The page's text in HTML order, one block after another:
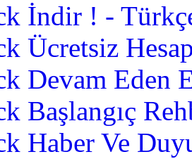
İndir ! -
Ücretsiz
Devam Eden
Başlangıç
Haber Ve